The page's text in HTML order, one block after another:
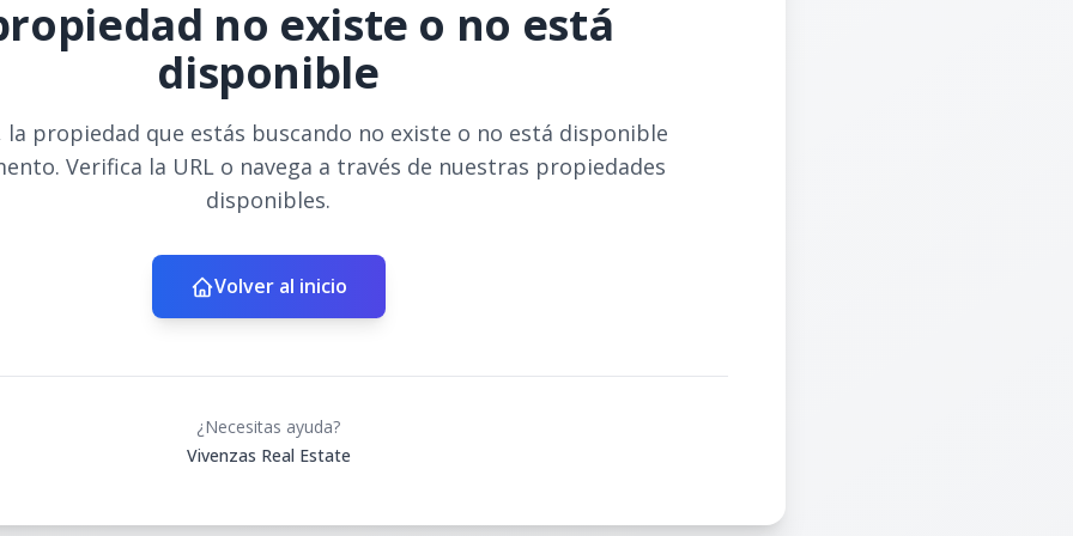
no existe o no está
disponible
propiedad que estás buscando no existe o no está disponible
Verifica la URL o navega a través de nuestras propiedades
disponibles.
Volver al inicio
¿Necesitas ayuda?
Vivenzas Real Estate